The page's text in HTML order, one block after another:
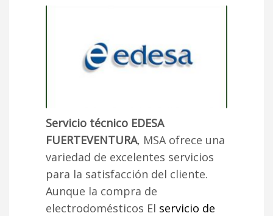
Servicio técnico EDESA
FUERTEVENTURA, MSA ofrece una
variedad de excelentes servicios
para la satisfacción del cliente.
Aunque la compra de
electrodomésticos El servicio de